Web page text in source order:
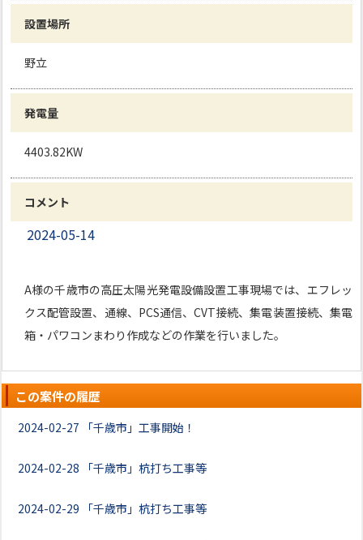
設置場所
野立
発電量
4403.82KW
コメント
2024-05-14
A様の千歳市の高圧太陽光発電設備設置工事現場では、エフレッ
クス配管設置、通線、PCS通信、CVT接続、集電装置接続、集電
箱・パワコンまわり作成などの作業を行いました。
この案件の履歴
2024-02-27 「千歳市」工事開始！
2024-02-28 「千歳市」杭打ち工事等
2024-02-29 「千歳市」杭打ち工事等